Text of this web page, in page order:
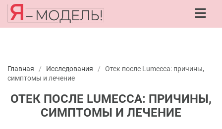
Главная / Исследования /
Отек после Lumecca: причины,
симптомы и лечение
ОТЕК ПОСЛЕ LUMECCA: ПРИЧИНЫ,
СИМПТОМЫ И ЛЕЧЕНИЕ